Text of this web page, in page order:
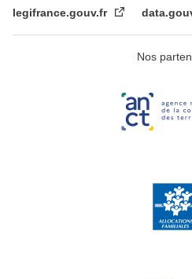
legifrance.gouv.fr
Nos